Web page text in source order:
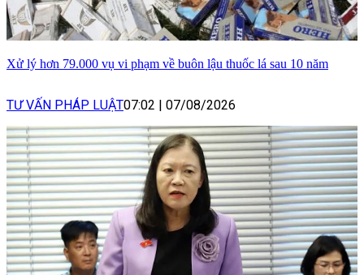
Xử lý hơn 79.000 vụ vi phạm về buôn lậu thuốc lá sau 10 năm
TƯ VẤN PHÁP LUẬT07:02 07/08/2026